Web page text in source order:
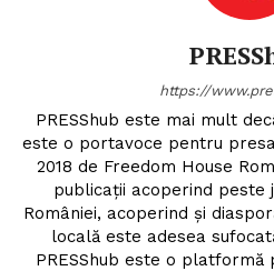
https://
PRESShub este mai mult
este o portavoce pentru
2018 de Freedom House
publicații acoperind peste
României, acoperind și
locală este adesea
PRESShub este o